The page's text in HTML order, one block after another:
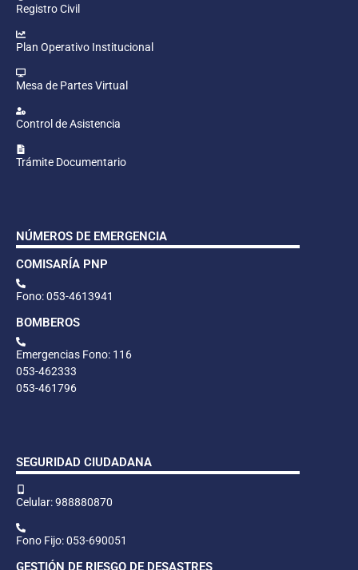
Registro Civil
Plan Operativo Institucional
Mesa de Partes Virtual
Control de Asistencia
Trámite Documentario
NÚMEROS DE EMERGENCIA
COMISARÍA PNP
Fono: 053-4613941
BOMBEROS
Emergencias Fono: 116
053-462333
053-461796
SEGURIDAD CIUDADANA
Celular: 988880870
Fono Fijo: 053-690051
GESTIÓN DE RIESGO DE DESASTRES